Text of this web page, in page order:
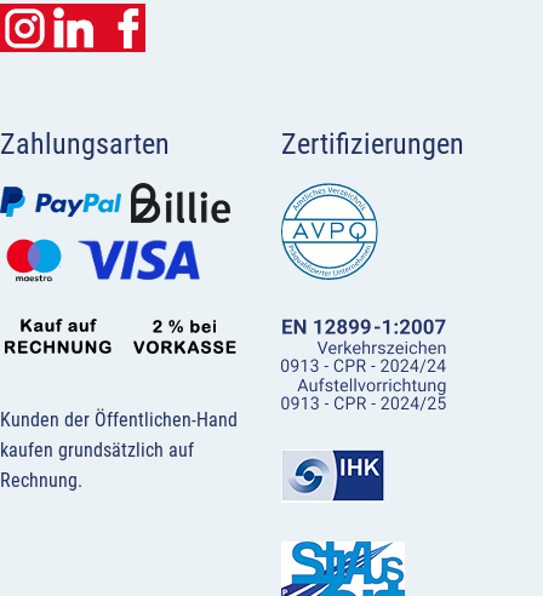
Zahlungsarten
Kunden der Öffentlichen-Hand
kaufen grundsätzlich auf
Rechnung.
Zertifizierungen